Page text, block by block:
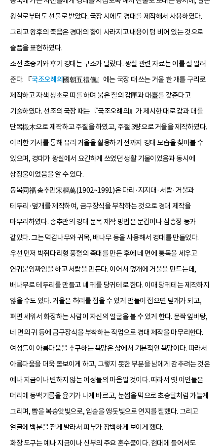
왕실로부터도 선물로 받았다. 국장 시에도 경대를 제작해서 사용하였다.
그리고 왕후의 죽음은 경대의 향이 사라지고 내용이 텅 비어 있는 것으로
슬픔을 표현하였다.
조선 초중기와 후기 경대는 구조가 달랐다. 왕실 관련 자료는 이를 잘 알려
준다. 『국조오례의國朝五禮儀』에는 국장 때 쓰는 거울 한 개를 구리로
제작하고 자색 생초로 띠를 하며 붉은 칠의 갑匣과 대臺를 갖춘다고
기술하였다. 선조의 국장 때는 『국조오례의』가 제시한 대로 갑과 대를
단목椴木으로 제작하고 주칠을 하였고, 주철 3량으로 거울을 제작하였다.
이러한 기사를 통해 유리 거울을 활용하기 전까지 경대 모습을 찾아볼 수
있으며, 경대가 왕실에서 요긴하게 쓰였던 생활 기물이었음과 동시에
상징물이었음을 알 수 있다.
동복同福 송추만宋樞萬(1902~1991)은 다리·지지대·서랍·거울과
테두리·덮개를 제작하여, 금구장식을 부착하는 것으로 경대 제작을
마무리하였다. 송추만의 경대 문목 제작 방법은 문갑이나 삼층장 등과
같았다. 그는 먹감나무와 귀목, 배나무 등을 사용해서 경대를 만들었다.
우선 먼저 박쥐다리형 풍혈의 족대를 만든 후에 네 면에 통목을 세우고
연귀붙임짜임을 하고 서랍을 만든다. 이어서 덮개에 거울을 만드는데,
배나무로 테두리를 만들고 네 귀를 당귀테로 한다. 이때 당귀테는 제작하지
않을 수도 있다. 거울은 허리를 접을 수 있게 만들어 접으면 덮개가 되고,
펴면 세워서 화장하는 사람이 자신의 얼굴을 볼 수 있게 한다. 문짝 앞바탕,
네 면의 귀 등에 금구장식을 부착하는 작업으로 경대 제작을 마무리한다.
여성들이 아름다움을 추구하는 욕망은 삶에서 기본적인 욕망이다. 따라서
아름다움을 더욱 돋보이게 하고, 그렇지 못한 부분을 남에게 감추려는 것은
예나 지금이나 변하지 않는 여성들의 마음일 것이다. 따라서 옛 여인들은
머리에 동백기름을 윤기가 나게 바르고, 눈썹을 먹으로 초승달처럼 가늘게
그리며, 뺨을 복숭앗빛으로, 입술을 앵둣빛으로 연지를 칠했다. 그리고
얼굴에 백분을 짙게 발라서 피부가 창백하게 보이게 했다.
화장 도구는 예나 지금이나 신부의 주요 혼수품이다. 현대에 들어서도